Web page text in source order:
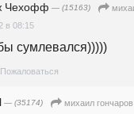
Чехофф — (15163)
в 08:15
сумлевался)))))
Пожаловаться
— (35174) михаил гончаров